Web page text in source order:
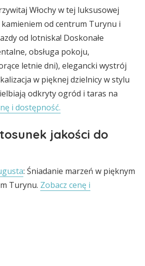
Włochy w tej luksusowej
od centrum Turynu i
od lotniska! Doskonałe
obsługa pokoju,
letnie dni), elegancki wystrój
w pięknej dzielnicy w stylu
odkryty ogród i taras na
i dostępność.
jakości do
: Śniadanie marzeń w pięknym
Turynu. Zobacz cenę i